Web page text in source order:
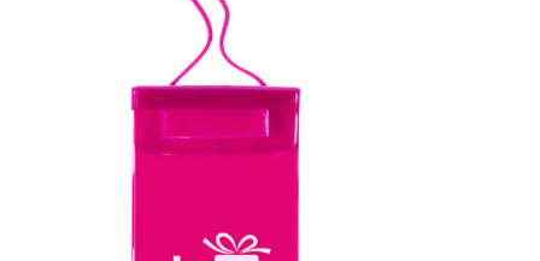
Outdoor en vrije tijd
Gereedschap en veiligheid